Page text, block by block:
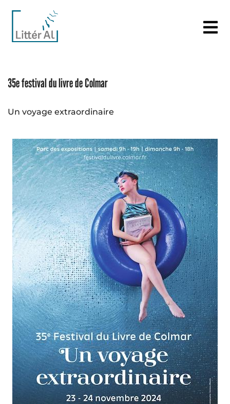
35e festival du livre de Colmar
Un voyage extraordinaire